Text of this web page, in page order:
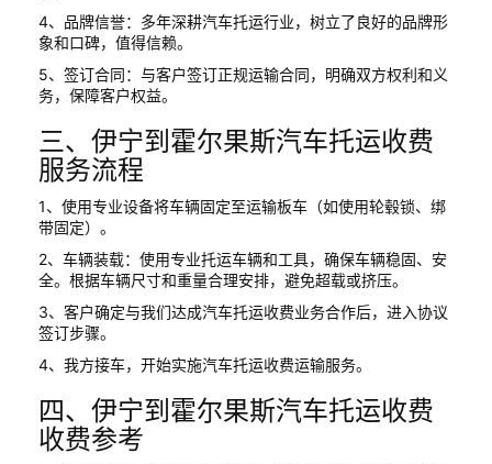
4、品牌信誉：多年深耕汽车托运行业，树立了良好的品牌形
象和口碑，值得信赖。
5、签订合同：与客户签订正规运输合同，明确双方权利和义
务，保障客户权益。
三、伊宁到霍尔果斯汽车托运收费
服务流程
1、使用专业设备将车辆固定至运输板车（如使用轮毂锁、绑
带固定）。
2、车辆装载：使用专业托运车辆和工具，确保车辆稳固、安
全。根据车辆尺寸和重量合理安排，避免超载或挤压。
3、客户确定与我们达成汽车托运收费业务合作后，进入协议
签订步骤。
4、我方接车，开始实施汽车托运收费运输服务。
四、伊宁到霍尔果斯汽车托运收费
收费参考